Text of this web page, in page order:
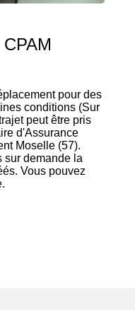
pour des
conditions (Sur
peut être pris
d'Assurance
Moselle (57).
sur demande la
Vous pouvez